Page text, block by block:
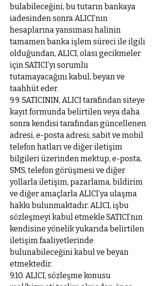
bulabileceğini, bu tutarın bankaya
iadesinden sonra ALICI’nın
hesaplarına yansıması halinin
tamamen banka işlem süreci ile ilgili
olduğundan, ALICI, olası gecikmeler
için SATICI’yı sorumlu
tutamayacağını kabul, beyan ve
taahhüt eder.
9.9. SATICININ, ALICI tarafından siteye
kayıt formunda belirtilen veya daha
sonra kendisi tarafından güncellenen
adresi, e-posta adresi, sabit ve mobil
telefon hatları ve diğer iletişim
bilgileri üzerinden mektup, e-posta,
SMS, telefon görüşmesi ve diğer
yollarla iletişim, pazarlama, bildirim
ve diğer amaçlarla ALICI’ya ulaşma
hakkı bulunmaktadır. ALICI, işbu
sözleşmeyi kabul etmekle SATICI’nın
kendisine yönelik yukarıda belirtilen
iletişim faaliyetlerinde
bulunabileceğini kabul ve beyan
etmektedir.
9.10. ALICI, sözleşme konusu